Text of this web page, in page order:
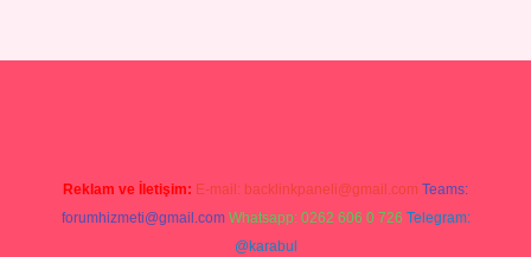
Reklam ve İletişim: E-mail: backlinkpaneli@gmail.com Teams:
forumhizmeti@gmail.com Whatsapp: 0262 606 0 726 Telegram:
@karabul